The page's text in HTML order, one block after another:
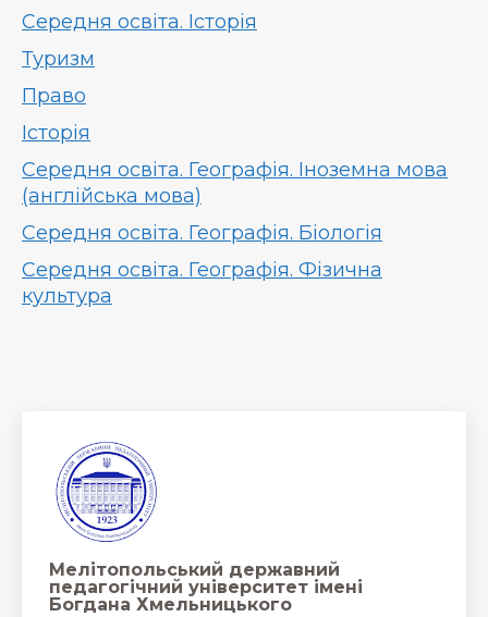
Середня освіта. Історія
Туризм
Право
Історія
Середня освіта. Географія. Іноземна мова
(англійська мова)
Середня освіта. Географія. Біологія
Середня освіта. Географія. Фізична
культура
Мелітопольський державний
педагогічний університет імені
Богдана Хмельницького